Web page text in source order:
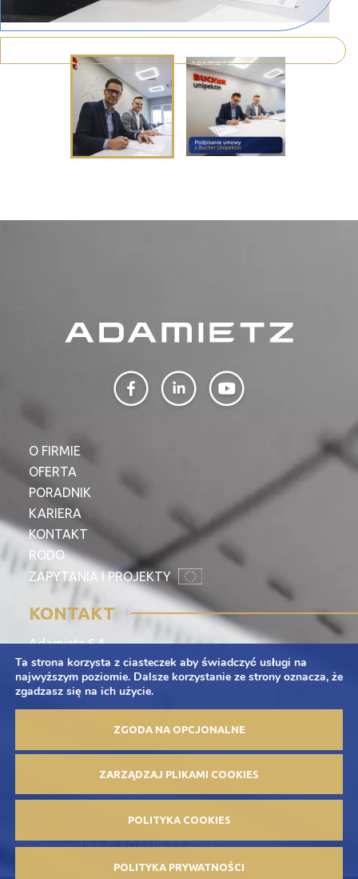
O FIRMIE
OFERTA
PORADNIK
KARIERA
KONTAKT
RODO
ZAPYTANIA I PROJEKTY
KONTAKT
Adamietz S.A.
ul. Braci Prankel 1
47-100 Strzelce Opolskie
+48 77 463 00 65
Polityka Prywatności
Copywriting © ADAMIETZ 2026
Projekt i realizacja: Offteam.pl
Ta strona korzysta z ciasteczek aby świadczyć usługi na
najwyższym poziomie. Dalsze korzystanie ze strony oznacza, że
zgadzasz się na ich użycie.
ZGODA NA OPCJONALNE
ZARZĄDZAJ PLIKAMI COOKIES
POLITYKA PRYWATNOŚCI
POLITYKA COOKIES